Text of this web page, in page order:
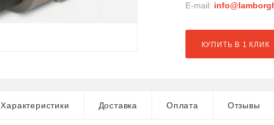
E-mail:
КУПИТЬ В 1 КЛИК
Характеристики Доставка Оплата Отзывы